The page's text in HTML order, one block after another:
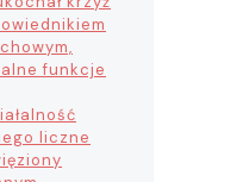
funkcje
liczne